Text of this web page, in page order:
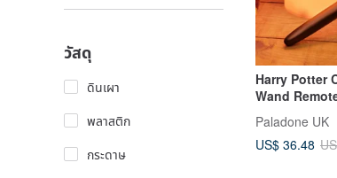
วัสดุ
ดินเผา
พลาสติก
กระดาษ
Harry Potter
Wand
Paladone UK
US$ 36.48